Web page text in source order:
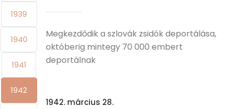
1939
1940
1941
1942
Megkezdődik a szlovák zsidók deportálása,
októberig mintegy 70 000 embert
deportálnak
1942. március 28.